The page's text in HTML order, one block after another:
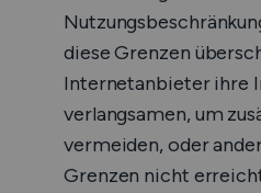
diese Grenzen
Internetanbieter ihre
verlangsamen, um
vermeiden, oder
Grenzen nicht